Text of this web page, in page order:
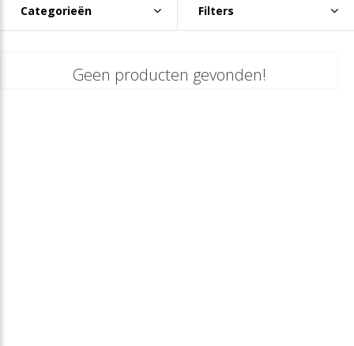
Categorieën Filters
Geen producten gevonden!